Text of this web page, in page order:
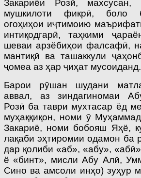
Закариёи Розӣ, махсусан,
мушкилоти фикрӣ, боло
огоҳиҳои иҷтимоию
интиқодгарӣ, таҳ­кими
шеваи арзёбиҳои фалсафӣ,
мантиқӣ ва ташаккули
ҷомеа аз ҳар ҷиҳат мусоиданд.
Барои рӯшан шудани
аввал, аз зиндагиномаи
Розӣ ба таври мухтасар ёд
муҳаққиқон, номи ӯ
Закариё, номи бобояш Яҳё,
лақаби эҳтиромии одамон ба
дар қолиби «аб», «абу»,
ё «бинт», мисли Абу Алӣ,
Сино ва амсоли инҳо) зуҳур